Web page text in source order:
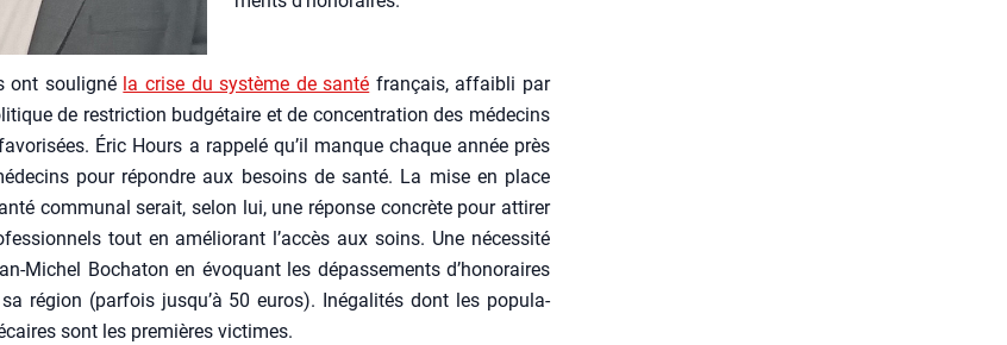
ont sou­li­gné la crise du sys­tème de san­té fran­çais, affai­bli par
de res­tric­tion bud­gé­taire et de concen­tra­tion des méde­cins
Éric Hours a rap­pe­lé qu’il manque chaque année près
pour répondre aux besoins de san­té. La mise en place
com­mu­nal serait, selon lui, une réponse concrète pour atti­rer
tout en amé­lio­rant l’accès aux soins. Une néces­si­té
Michel Bocha­ton en évo­quant les dépas­se­ments d’honoraires
région (par­fois jusqu’à 50 euros). Inéga­li­tés dont les popu­la­
sont les pre­mières vic­times.